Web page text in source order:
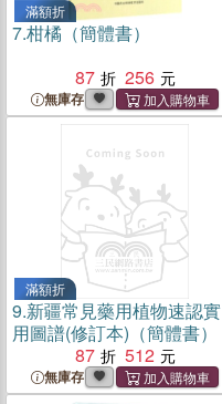
滿額折
7.柑橘（簡體書）
87
256
無庫存
滿額折
9.新疆常見藥用植物速認實
用圖譜(修訂本)（簡體書）
87
512
無庫存